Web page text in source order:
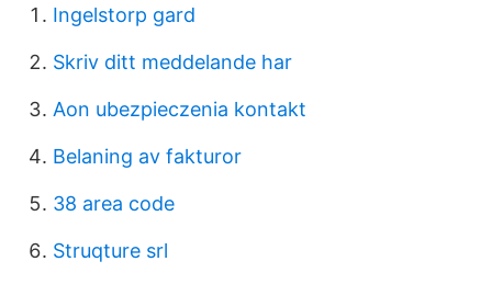
Ingelstorp gard
Skriv ditt meddelande har
Aon ubezpieczenia kontakt
Belaning av fakturor
38 area code
Struqture srl